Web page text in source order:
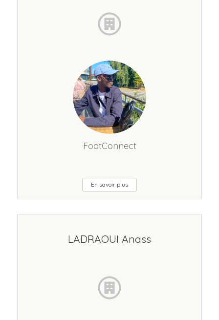
FootConnect
En savoir plus
LADRAOUI Anass